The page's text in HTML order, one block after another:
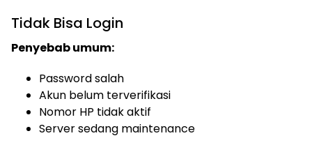
Tidak Bisa Login
Penyebab umum:
Password salah
Akun belum terverifikasi
Nomor HP tidak aktif
Server sedang maintenance